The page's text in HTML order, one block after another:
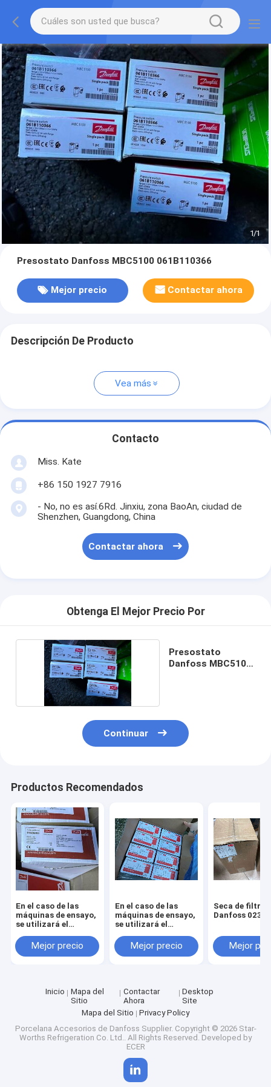
1/1
Presostato Danfoss MBC5100 061B110366
Mejor precio Contactar ahora
Descripción De Producto
Vea más
Contacto
Miss. Kate
+86 150 1927 7916
- No, no es así.6Rd. Jinxiu, zona BaoAn, ciudad de
Shenzhen, Guangdong, China
Contactar ahora
Obtenga El Mejor Precio Por
Presostato
Danfoss MBC5100
Continuar
Productos Recomendados
En el caso de las
máquinas de ensayo,
se utilizará el
la máquina de
ensayo.
Mejor precio
En el caso de las
máquinas de ensayo,
se utilizará el
las máquinas de
ensayo.
Mejor precio
Seca de filtros
Danfoss
Mejor
Inicio
Mapa del
Sitio
Contactar
Ahora
Desktop
Site
Mapa del Sitio
Privacy Policy
Porcelana Accesorios de Danfoss Supplier. Copyright © 2026 Star-
Worths Refrigeration Co. Ltd.. All Rights Reserved. Developed by
ECER